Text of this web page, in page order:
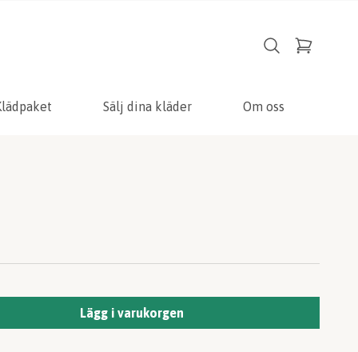
Sälj dina kläder Om oss
Lägg i varukorgen